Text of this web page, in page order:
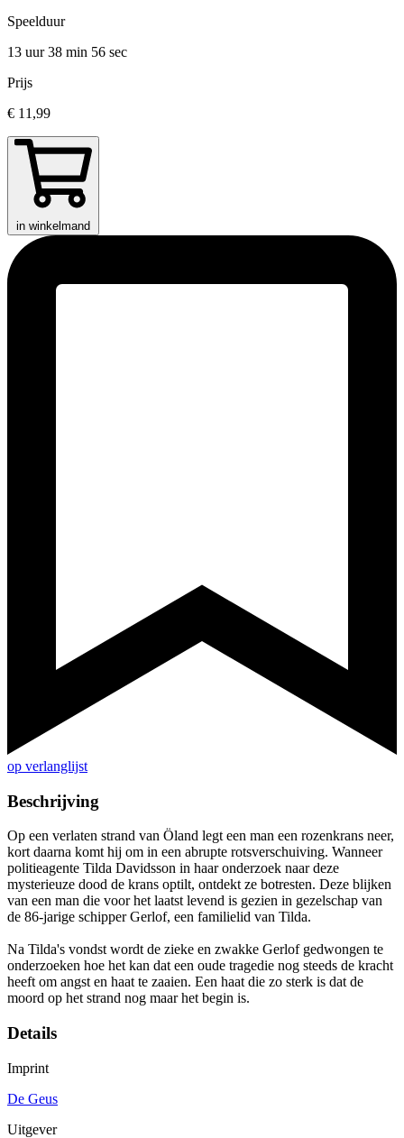
Speelduur
13 uur 38 min 56 sec
Prijs
€ 11,99
in winkelmand
op verlanglijst
Beschrijving
Op een verlaten strand van Öland legt een man een rozenkrans neer,
kort daarna komt hij om in een abrupte rotsverschuiving. Wanneer
politieagente Tilda Davidsson in haar onderzoek naar deze
mysterieuze dood de krans optilt, ontdekt ze botresten. Deze blijken
van een man die voor het laatst levend is gezien in gezelschap van
de 86-jarige schipper Gerlof, een familielid van Tilda.
Na Tilda's vondst wordt de zieke en zwakke Gerlof gedwongen te
onderzoeken hoe het kan dat een oude tragedie nog steeds de kracht
heeft om angst en haat te zaaien. Een haat die zo sterk is dat de
moord op het strand nog maar het begin is.
Details
Imprint
De Geus
Uitgever